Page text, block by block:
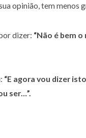
opinião, tem menos
dizer: “Não é bem
“E agora vou dizer
ser…”.